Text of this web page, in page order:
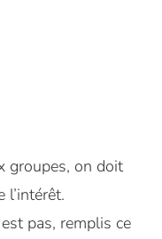
groupes, on doit
l’intérêt.
pas, remplis ce